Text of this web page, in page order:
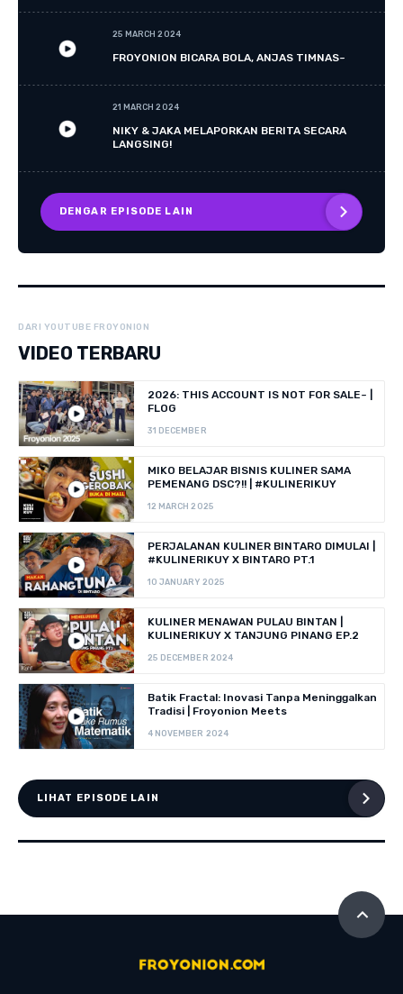
25 MARCH 2024
FROYONION BICARA BOLA, ANJAS TIMNAS~
21 MARCH 2024
NIKY & JAKA MELAPORKAN BERITA SECARA
LANGSING!
DENGAR EPISODE LAIN
DARI YOUTUBE FROYONION
VIDEO TERBARU
2026: THIS ACCOUNT IS NOT FOR SALE~ |
FLOG
31 DECEMBER
MIKO BELAJAR BISNIS KULINER SAMA
PEMENANG DSC?!! | #KULINERIKUY
12 MARCH 2025
PERJALANAN KULINER BINTARO DIMULAI |
#KULINERIKUY X BINTARO PT.1
10 JANUARY 2025
KULINER MENAWAN PULAU BINTAN |
KULINERIKUY X TANJUNG PINANG EP.2
25 DECEMBER 2024
Batik Fractal: Inovasi Tanpa Meninggalkan
Tradisi | Froyonion Meets
4 NOVEMBER 2024
LIHAT EPISODE LAIN